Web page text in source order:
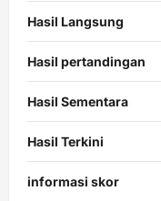
Hasil Langsung
Hasil pertandingan
Hasil Sementara
Hasil Terkini
informasi skor